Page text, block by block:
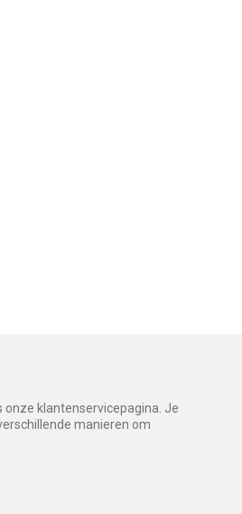
onze klantenservicepagina. Je
manieren om